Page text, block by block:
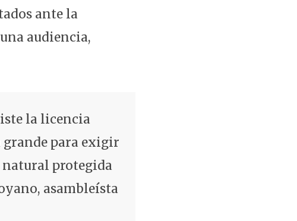
ante la
audiencia,
la licencia
grande para exigir
natural protegida
asambleísta